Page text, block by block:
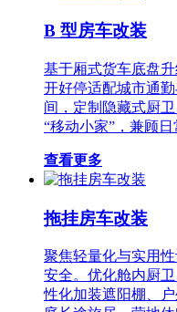
B 型房车改装
基于厢式货车底盘
开好停适配城市通
间，定制隐藏式厨
“移动小家”，兼顾日
查看更多
拖挂房车改装
聚焦轻量化与实用
安全。优化舱内厨
性化加装遮阳棚、